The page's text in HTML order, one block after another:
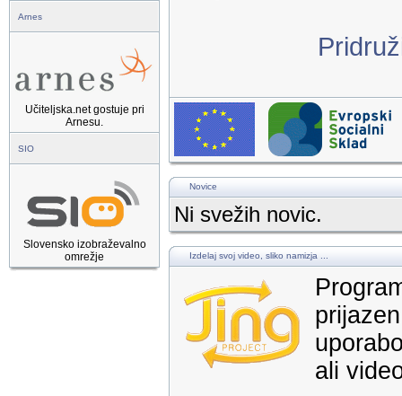
Arnes
Učiteljska.net gostuje pri
Arnesu.
SIO
Slovensko izobraževalno
omrežje
Novice
Ni svežih novic.
Izdelaj svoj video, sliko namizja ...
ali